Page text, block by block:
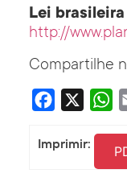
Lei
http://
Compartilhe
Facebook
Imprimir: